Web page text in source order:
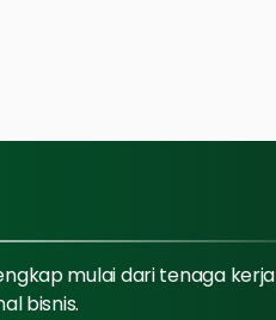
mulai dari tenaga kerja
bisnis.